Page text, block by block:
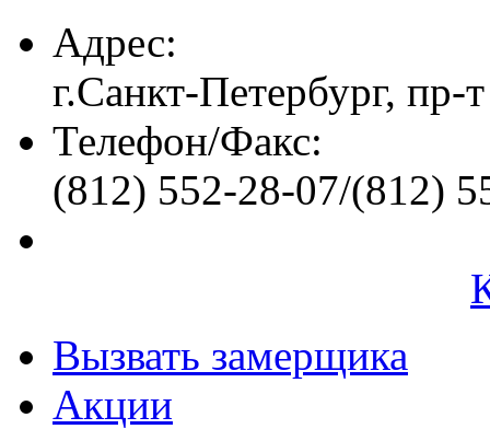
Адрес:
г.Санкт-Петербург, пр-
Телефон/Факс:
(812) 552-28-07/(812)
Вызвать замерщика
Акции